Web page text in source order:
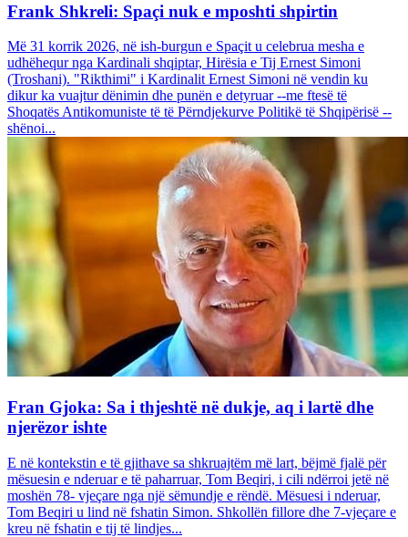
Frank Shkreli: Spaçi nuk e mposhti shpirtin
Më 31 korrik 2026, në ish-burgun e Spaçit u celebrua mesha e
udhëhequr nga Kardinali shqiptar, Hirësia e Tij Ernest Simoni
(Troshani). "Rikthimi" i Kardinalit Ernest Simoni në vendin ku
dikur ka vuajtur dënimin dhe punën e detyruar --me ftesë të
Shoqatës Antikomuniste të të Përndjekurve Politikë të Shqipërisë --
shënoi...
Fran Gjoka: Sa i thjeshtë në dukje, aq i lartë dhe
njerëzor ishte
E në kontekstin e të gjithave sa shkruajtëm më lart, bëjmë fjalë për
mësuesin e nderuar e të paharruar, Tom Beqiri, i cili ndërroi jetë në
moshën 78- vjeçare nga një sëmundje e rëndë. Mësuesi i nderuar,
Tom Beqiri u lind në fshatin Simon. Shkollën fillore dhe 7-vjeçare e
kreu në fshatin e tij të lindjes...